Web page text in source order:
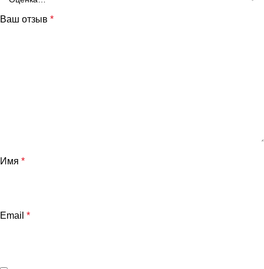
Ваш отзыв *
Имя *
Email *